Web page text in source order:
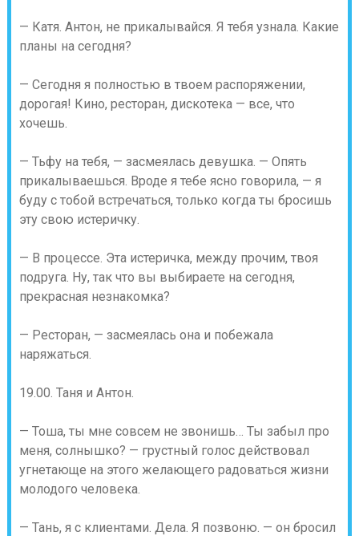
— Катя. Антон, не прикалывайся. Я тебя узнала. Какие
планы на сегодня?
— Сегодня я полностью в твоем распоряжении,
дорогая! Кино, ресторан, дискотека — все, что
хочешь.
— Тьфу на тебя, — засмеялась девушка. — Опять
прикалываешься. Вроде я тебе ясно говорила, — я
буду с тобой встречаться, только когда ты бросишь
эту свою истеричку.
— В процессе. Эта истеричка, между прочим, твоя
подруга. Ну, так что вы выбираете на сегодня,
прекрасная незнакомка?
— Ресторан, — засмеялась она и побежала
наряжаться.
19.00. Таня и Антон.
— Тоша, ты мне совсем не звонишь… Ты забыл про
меня, солнышко? — грустный голос действовал
угнетающе на этого желающего радоваться жизни
молодого человека.
— Тань, я с клиентами. Дела. Я позвоню. — он бросил